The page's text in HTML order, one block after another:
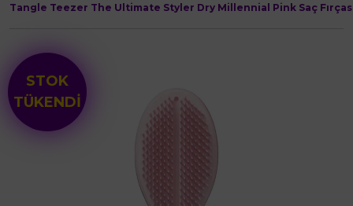
Tangle Teezer The Ultimate Styler Dry Millennial Pink Saç
STOK
TÜKENDİ